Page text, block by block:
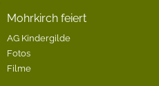
Mohrkirch feiert
AG Kindergilde
Fotos
Filme